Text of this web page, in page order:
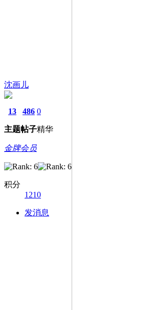
沈画儿
13
主题
486
帖子
0
精华
金牌会员
积分
1210
发消息